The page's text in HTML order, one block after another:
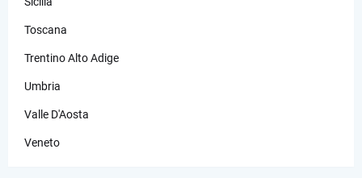
Toscana
Trentino Alto Adige
Umbria
Valle D'Aosta
Veneto